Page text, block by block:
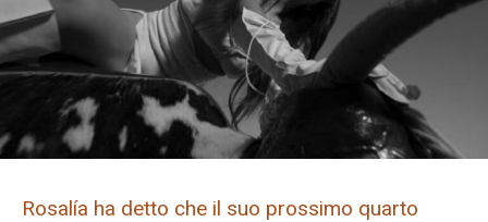
Rosalía ha detto che il suo prossimo quarto